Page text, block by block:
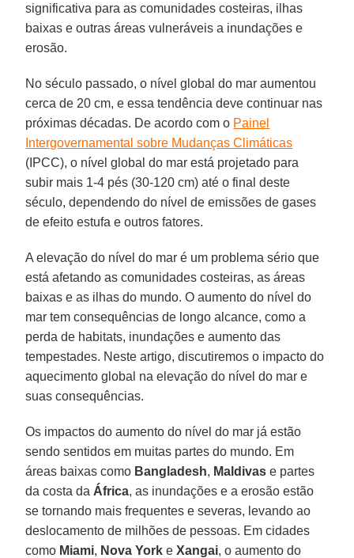
significativa para as comunidades costeiras, ilhas
baixas e outras áreas vulneráveis a inundações e
erosão.
No século passado, o nível global do mar aumentou
cerca de 20 cm, e essa tendência deve continuar nas
próximas décadas. De acordo com o Painel
Intergovernamental sobre Mudanças Climáticas
(IPCC), o nível global do mar está projetado para
subir mais 1-4 pés (30-120 cm) até o final deste
século, dependendo do nível de emissões de gases
de efeito estufa e outros fatores.
A elevação do nível do mar é um problema sério que
está afetando as comunidades costeiras, as áreas
baixas e as ilhas do mundo. O aumento do nível do
mar tem consequências de longo alcance, como a
perda de habitats, inundações e aumento das
tempestades. Neste artigo, discutiremos o impacto do
aquecimento global na elevação do nível do mar e
suas consequências.
Os impactos do aumento do nível do mar já estão
sendo sentidos em muitas partes do mundo. Em
áreas baixas como Bangladesh, Maldivas e partes
da costa da África, as inundações e a erosão estão
se tornando mais frequentes e severas, levando ao
deslocamento de milhões de pessoas. Em cidades
como Miami, Nova York eXangai, o aumento do